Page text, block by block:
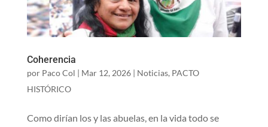
Coherencia
por Paco Col | Mar 12, 2026| Noticias, PACTO
HISTÓRICO
Como dirían los y las abuelas, en la vida todo se